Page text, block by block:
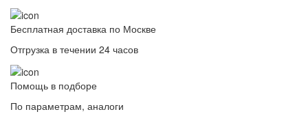
Бесплатная доставка по Москве
Отгрузка в течении 24 часов
Помощь в подборе
По параметрам, аналоги